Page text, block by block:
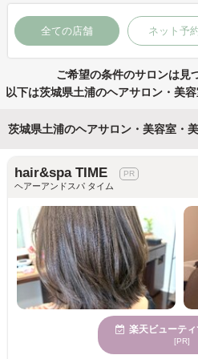
全ての店舗 ネット予
ご希望の条件のサロンは見
以下は茨城県土浦のヘアサロン・美
茨城県土浦のヘアサロン・美容室・
hair&spa TIME
ヘアーアンドスパ タイム
楽天ビューテ
[PR]